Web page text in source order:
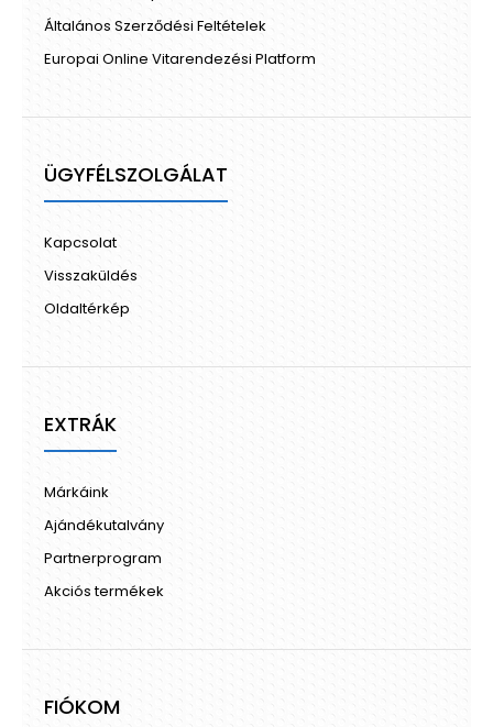
Általános Szerződési Feltételek
Europai Online Vitarendezési Platform
ÜGYFÉLSZOLGÁLAT
Kapcsolat
Visszaküldés
Oldaltérkép
EXTRÁK
Márkáink
Ajándékutalvány
Partnerprogram
Akciós termékek
FIÓKOM